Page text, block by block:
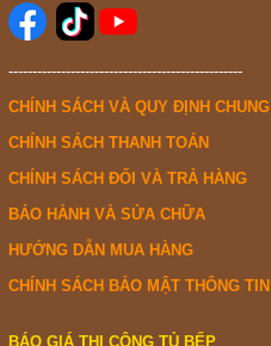
-------------------------------------------------
CHÍNH SÁCH VÀ QUY ĐỊNH CHUNG
CHÍNH SÁCH THANH TOÁN
CHÍNH SÁCH ĐỔI VÀ TRẢ HÀNG
BẢO HÀNH VÀ SỬA CHỮA
HƯỚNG DẪN MUA HÀNG
CHÍNH SÁCH BẢO MẬT THÔNG TIN
BÁO GIÁ THI CÔNG TỦ BẾP